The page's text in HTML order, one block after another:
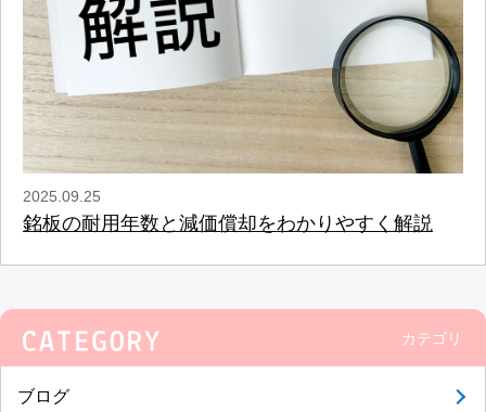
2025.09.25
銘板の耐用年数と減価償却をわかりやすく解説
カテゴリ
ブログ